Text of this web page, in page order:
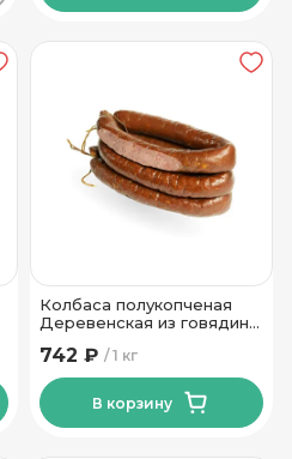
Колбаса полукопченая
Деревенская из говядины
1 кг
742 ₽
В корзину